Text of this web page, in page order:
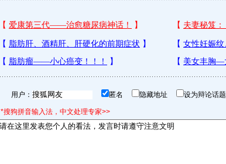
用户： 匿名 隐藏地址 设为辩论话题
*搜狗拼音输入法，中文处理专家>>